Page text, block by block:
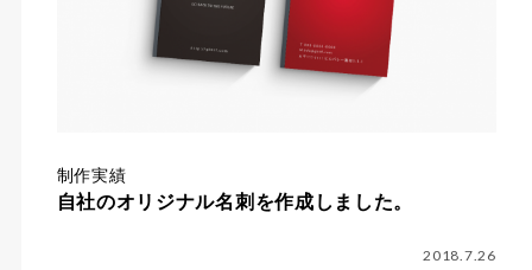
制作実績
自社のオリジナル名刺を作成しました。
2018.7.26